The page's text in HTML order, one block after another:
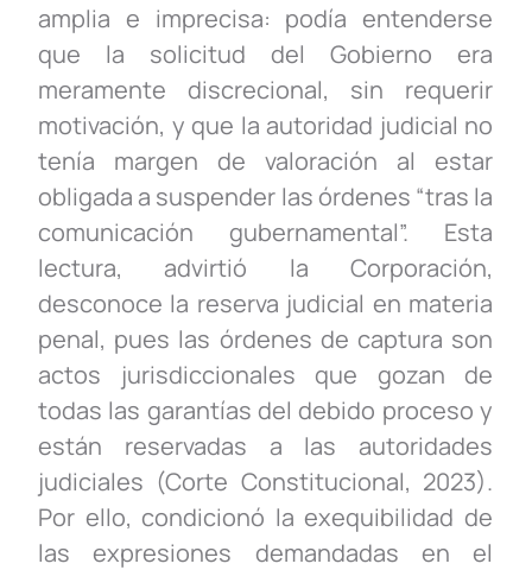
amplia e imprecisa: podía entenderse
que la solicitud del Gobierno era
meramente discrecional, sin requerir
motivación, y que la autoridad judicial no
tenía margen de valoración al estar
obligada a suspender las órdenes “tras la
comunicación gubernamental”. Esta
lectura, advirtió la Corporación,
desconoce la reserva judicial en materia
penal, pues las órdenes de captura son
actos jurisdiccionales que gozan de
todas las garantías del debido proceso y
están reservadas a las autoridades
judiciales (Corte Constitucional, 2023).
Por ello, condicionó la exequibilidad de
las expresiones demandadas en el